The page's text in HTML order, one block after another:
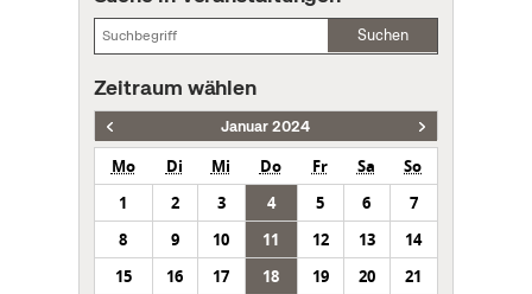
Suchen
Zeitraum wählen
Januar 2024
Mo Di Mi Do Fr Sa
So
1
2 3 4 5 6
7
8
9 10 11 12 13
14
15
16 17 18 19 20
21